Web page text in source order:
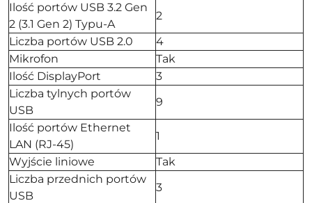
Ilość portów USB 3.2 Gen
2 (3.1 Gen 2) Typu-A
2
Liczba portów USB 2.0
4
Mikrofon
Tak
Ilość DisplayPort
3
Liczba tylnych portów
USB
9
Ilość portów Ethernet
LAN (RJ-45)
1
Wyjście liniowe
Tak
Liczba przednich portów
USB
3